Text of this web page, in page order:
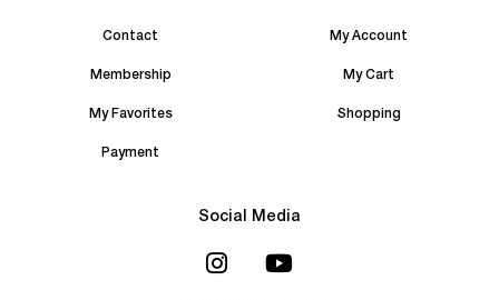
Contact My Account
Membership My Cart
My Favorites Shopping
Payment
Social Media